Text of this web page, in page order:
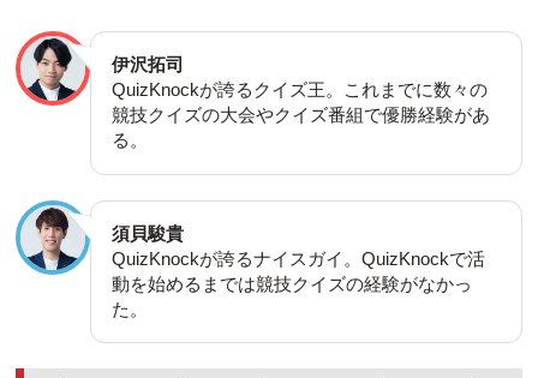
伊沢拓司
QuizKnockが誇るクイズ王。これまでに数々の
競技クイズの大会やクイズ番組で優勝経験があ
る。
須貝駿貴
QuizKnockが誇るナイスガイ。QuizKnockで活
動を始めるまでは競技クイズの経験がなかっ
た。